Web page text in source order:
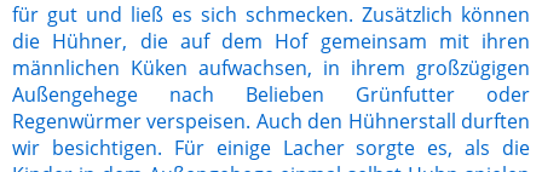
für gut und ließ es sich schmecken. Zusätzlich können
die Hühner, die auf dem Hof gemeinsam mit ihren
männlichen Küken aufwachsen, in ihrem großzügigen
Außengehege nach Belieben Grünfutter oder
Regenwürmer verspeisen. Auch den Hühnerstall durften
wir besichtigen. Für einige Lacher sorgte es, als die